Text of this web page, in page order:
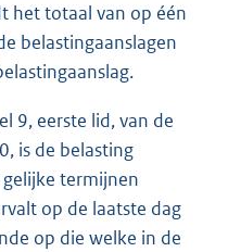
het totaal van op één
belastingaanslagen
9, eerste lid, van de
is de belasting
termijnen
op de laatste dag
op die welke in de